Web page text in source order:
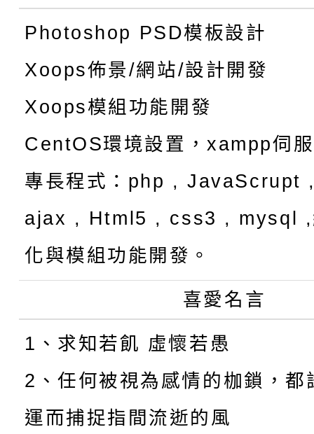
Photoshop PSD模板設計
Xoops佈景/網站/設計開發
Xoops模組功能開發
CentOS環境設置，xampp伺
專長程式：php , JavaScrupt
ajax , Html5 , css3 , mysql ,
化與模組功能開發。
喜愛名言
1、求知若飢 虛懷若愚
2、任何被視為感情的枷鎖，都
運而捕捉指間流逝的風